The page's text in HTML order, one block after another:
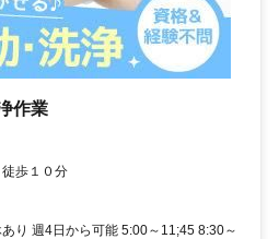
作業
歩１０分
り 週4日から可能 5:00～11;45 8:30～